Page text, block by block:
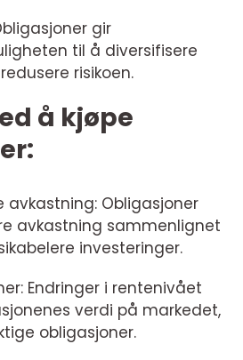
gir
til å diversifisere
risikoen.
å kjøpe
avkastning: Obligasjoner
avkastning sammenlignet
investeringer.
Endringer i rentenivået
verdi på markedet,
obligasjoner.